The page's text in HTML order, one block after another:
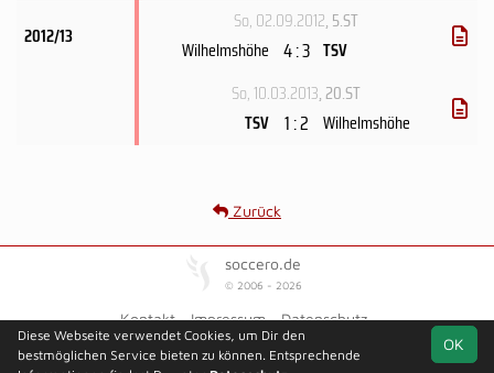
2012/13
So, 02.09.2012, 5.ST
Wilhelmshöhe 4 : 3 TSV
So, 10.03.2013, 20.ST
TSV 1 : 2 Wilhelmshöhe
Zurück
soccero.de
© 2006 - 2026
Kontakt Impressum
Datenschutz
OK
Diese Webseite verwendet Cookies, um Dir den
bestmöglichen Service bieten zu können. Entsprechende